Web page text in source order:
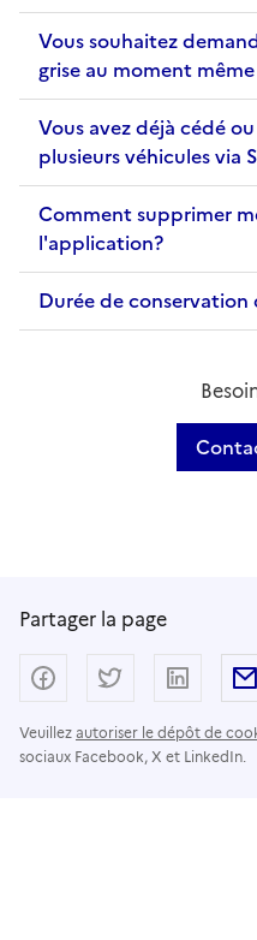
Vous souhaitez
grise au moment
Vous avez déjà cédé
plusieurs véhicules via
Comment supprimer
l'application?
Durée de conservation
Partager la page
Veuillez autoriser le dépôt de
sociaux Facebook, X et LinkedIn.
Partager surPartager sur